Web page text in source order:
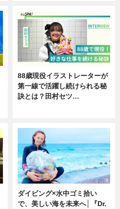
88歳現役イラストレーターが
第一線で活躍し続けられる秘
訣とは？田村セツ…
ダイビング×水中ゴミ拾い
で、美しい海を未来へ│『Dr.